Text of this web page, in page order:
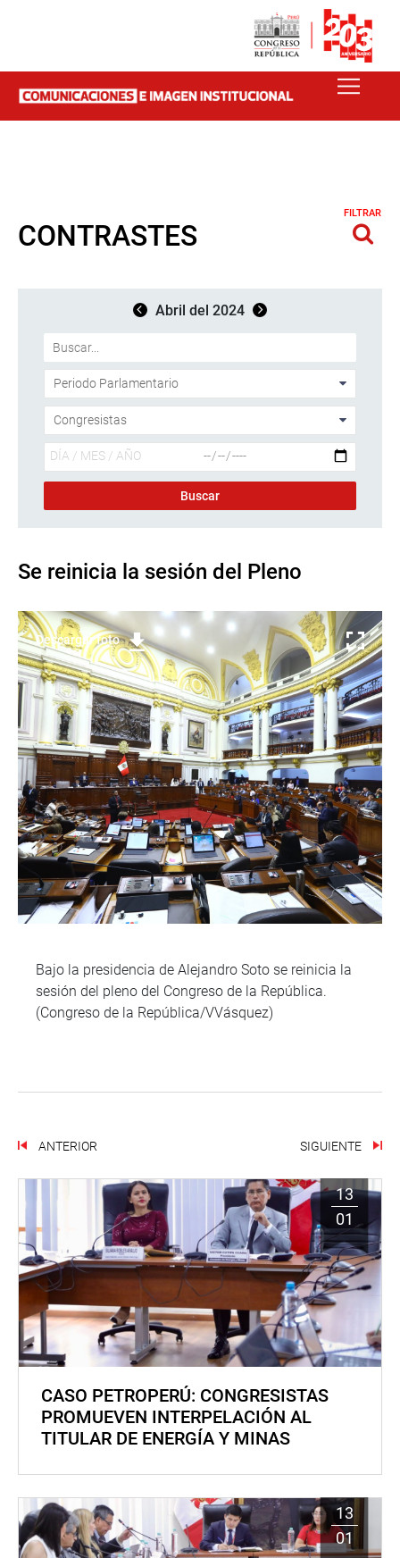
CONTRASTES
FILTRAR
Abril del 2024
Se reinicia la sesión del Pleno
Descargar foto
Bajo la presidencia de Alejandro Soto se reinicia la
sesión del pleno del Congreso de la República.
(Congreso de la República/VVásquez)
ANTERIOR SIGUIENTE
13
01
CASO PETROPERÚ: CONGRESISTAS
PROMUEVEN INTERPELACIÓN AL
TITULAR DE ENERGÍA Y MINAS
13
01